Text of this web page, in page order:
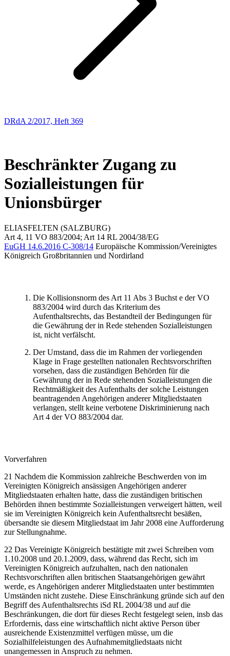
DRdA 2/2017, Heft 369
Beschränkter Zugang zu
Sozialleistungen für
Unionsbürger
ELIASFELTEN (SALZBURG)
Art 4, 11 VO 883/2004; Art 14 RL 2004/38/EG
EuGH 14.6.2016 C-308/14 Europäische Kommission/Vereinigtes
Königreich Großbritannien und Nordirland
Die Kollisionsnorm des Art 11 Abs 3 Buchst e der VO
883/2004 wird durch das Kriterium des
Aufenthaltsrechts, das Bestandteil der Bedingungen für
die Gewährung der in Rede stehenden Sozialleistungen
ist, nicht verfälscht.
Der Umstand, dass die im Rahmen der vorliegenden
Klage in Frage gestellten nationalen Rechtsvorschriften
vorsehen, dass die zuständigen Behörden für die
Gewährung der in Rede stehenden Sozialleistungen die
Rechtmäßigkeit des Aufenthalts der solche Leistungen
beantragenden Angehörigen anderer Mitgliedstaaten
verlangen, stellt keine verbotene Diskriminierung nach
Art 4 der VO 883/2004 dar.
Vorverfahren
21 Nachdem die Kommission zahlreiche Beschwerden von im
Vereinigten Königreich ansässigen Angehörigen anderer
Mitgliedstaaten erhalten hatte, dass die zuständigen britischen
Behörden ihnen bestimmte Sozialleistungen verweigert hätten, weil
sie im Vereinigten Königreich kein Aufenthaltsrecht besäßen,
übersandte sie diesem Mitgliedstaat im Jahr 2008 eine Aufforderung
zur Stellungnahme.
22 Das Vereinigte Königreich bestätigte mit zwei Schreiben vom
1.10.2008 und 20.1.2009, dass, während das Recht, sich im
Vereinigten Königreich aufzuhalten, nach den nationalen
Rechtsvorschriften allen britischen Staatsangehörigen gewährt
werde, es Angehörigen anderer Mitgliedstaaten unter bestimmten
Umständen nicht zustehe. Diese Einschränkung gründe sich auf den
Begriff des Aufenthaltsrechts iSd RL 2004/38 und auf die
Beschränkungen, die dort für dieses Recht festgelegt seien, insb das
Erfordernis, dass eine wirtschaftlich nicht aktive Person über
ausreichende Existenzmittel verfügen müsse, um die
Sozialhilfeleistungen des Aufnahmemitgliedstaats nicht
unangemessen in Anspruch zu nehmen.